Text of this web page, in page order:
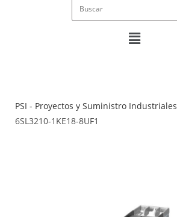
PSI - Proyectos y Suministro Industriales
6SL3210-1KE18-8UF1